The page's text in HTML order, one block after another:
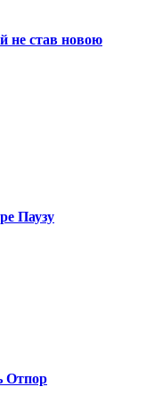
не став новою
Паузу
Отпор